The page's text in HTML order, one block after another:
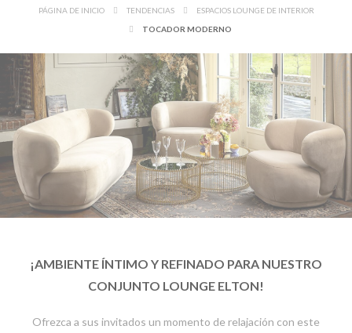
PÁGINA DE INICIO TENDENCIAS
ESPACIOS LOUNGE DE INTERIOR
TOCADOR MODERNO
¡AMBIENTE ÍNTIMO Y REFINADO PARA NUESTRO
CONJUNTO LOUNGE ELTON!
Ofrezca a sus invitados un momento de relajación con este